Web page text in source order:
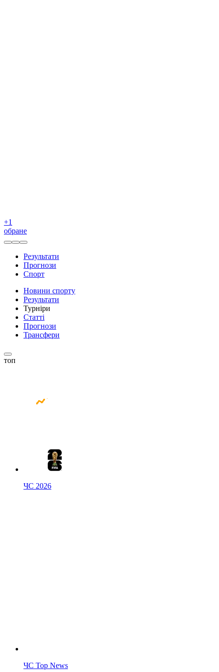
+1
обране
Результати
Прогнози
Спорт
Новини спорту
Результати
Турніри
Статті
Прогнози
Трансфери
топ
ЧС 2026
ЧС Top News